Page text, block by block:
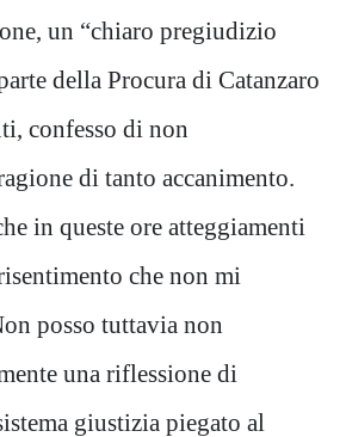
un “chiaro pregiudizio
della Procura di Catanzaro
confesso di non
di tanto accanimento.
in queste ore atteggiamenti
che non mi
posso tuttavia non
una riflessione di
giustizia piegato al